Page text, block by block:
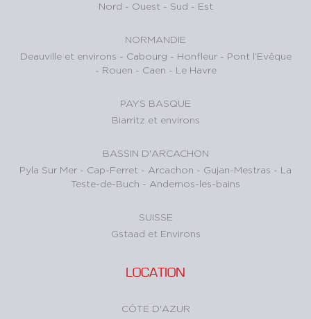
Nord - Ouest - Sud - Est
NORMANDIE
Deauville et environs - Cabourg - Honfleur - Pont l’Evêque
- Rouen - Caen - Le Havre
PAYS BASQUE
Biarritz et environs
BASSIN D'ARCACHON
Pyla Sur Mer - Cap-Ferret - Arcachon - Gujan-Mestras - La
Teste-de-Buch - Andernos-les-bains
SUISSE
Gstaad et Environs
LOCATION
CÔTE D'AZUR